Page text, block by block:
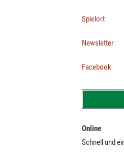
Spielort
Newsletter
Facebook
Online
Schnell und